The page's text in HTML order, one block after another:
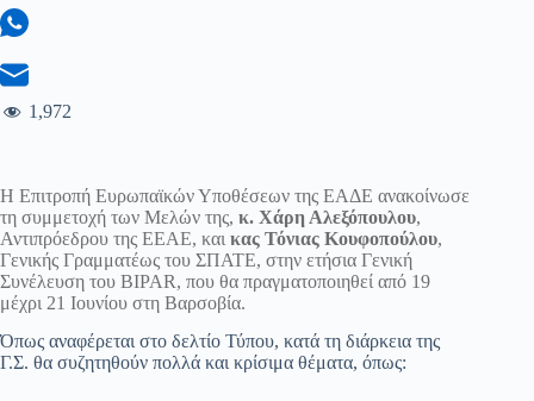
1,972
Η Επιτροπή Ευρωπαϊκών Υποθέσεων της ΕΑΔΕ ανακοίνωσε
τη συμμετοχή των Μελών της, κ. Χάρη Αλεξόπουλου,
Αντιπρόεδρου της ΕΕΑΕ, και κας Τόνιας Κουφοπούλου,
Γενικής Γραμματέως του ΣΠΑΤΕ, στην ετήσια Γενική
Συνέλευση του BIPAR, που θα πραγματοποιηθεί από 19
μέχρι 21 Ιουνίου στη Βαρσοβία.
Όπως αναφέρεται στο δελτίο Τύπου, κατά τη διάρκεια της
Γ.Σ. θα συζητηθούν πολλά και κρίσιμα θέματα, όπως: